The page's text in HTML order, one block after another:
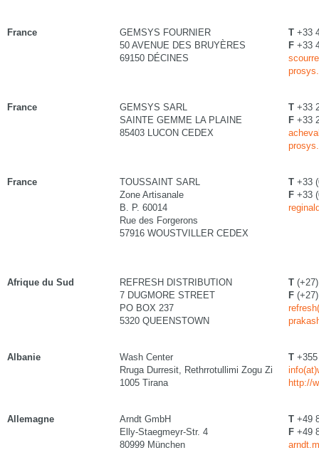
France
GEMSYS FOURNIER
50 AVENUE DES BRUYÈRES
69150 DÉCINES
T +33
F +33
France
GEMSYS SARL
SAINTE GEMME LA PLAINE
85403 LUCON CEDEX
T +33
F +33
France
TOUSSAINT SARL
Zone Artisanale
B. P. 60014
Rue des Forgerons
57916 WOUSTVILLER CEDEX
T +33
F +33
Afrique du Sud
REFRESH DISTRIBUTION
7 DUGMORE STREET
PO BOX 237
5320 QUEENSTOWN
T
F
Albanie
Wash Center
Rruga Durresit, Rethrrotullimi Zogu Zi
1005 Tirana
T
http://
Allemagne
Arndt GmbH
Elly-Staegmeyr-Str. 4
80999 München
T +49
F +49